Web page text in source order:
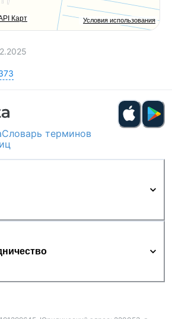
Условия использования
Карт
Словарь терминов